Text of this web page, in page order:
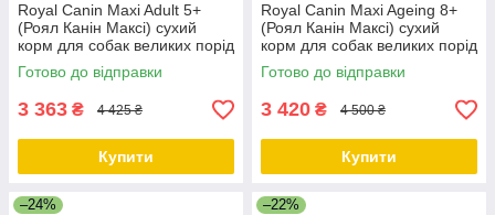
Royal Canin Maxi Adult 5+
(Роял Канін Максі) сухий
корм для собак великих порід
від 5 років, 15 КГ
Готово до відправки
3 363 ₴ 4 425 ₴
Купити
Royal Canin Maxi Ageing 8+
(Роял Канін Максі) сухий
корм для собак великих порід
від 8 років, 15 КГ
Готово до відправки
3 420 ₴ 4 500 ₴
Купити
–24% –22%